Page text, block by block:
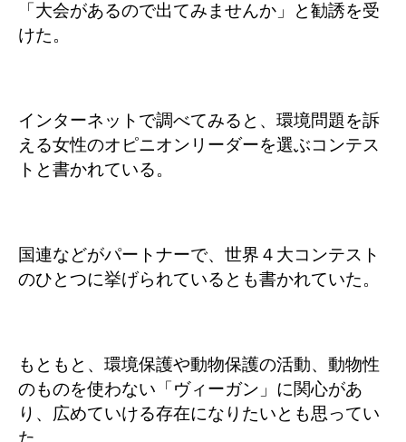
「大会があるので出てみませんか」と勧誘を受
けた。
インターネットで調べてみると、環境問題を訴
える女性のオピニオンリーダーを選ぶコンテス
トと書かれている。
国連などがパートナーで、世界４大コンテスト
のひとつに挙げられているとも書かれていた。
もともと、環境保護や動物保護の活動、動物性
のものを使わない「ヴィーガン」に関心があ
り、広めていける存在になりたいとも思ってい
た。